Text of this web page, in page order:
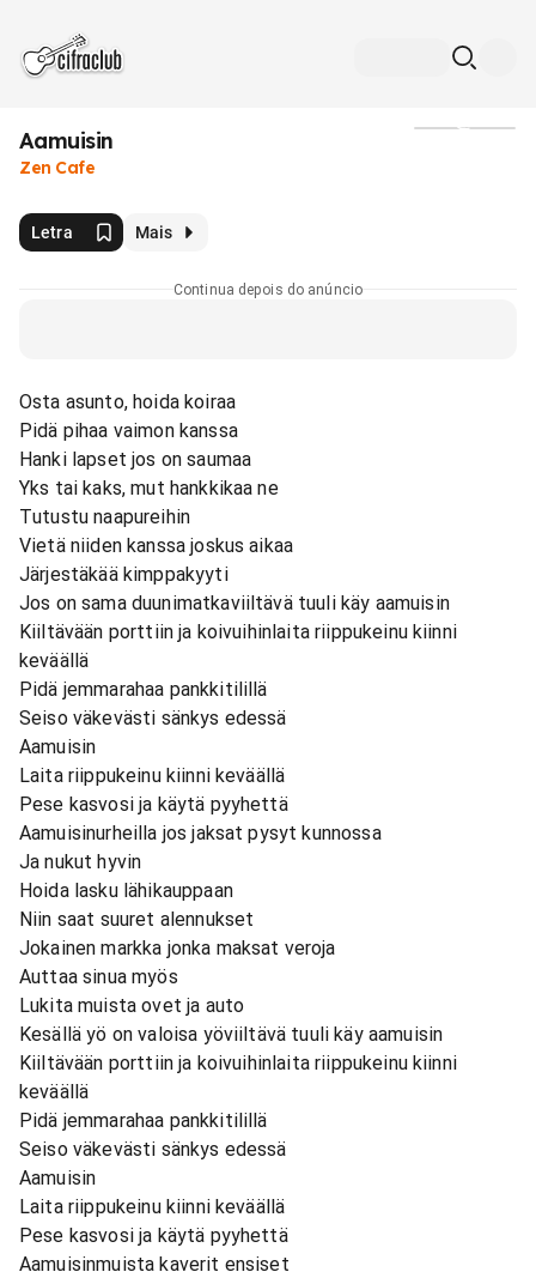
Aamuisin
Zen Cafe
Letra Mais
Continua depois do anúncio
Osta asunto, hoida koiraa
Pidä pihaa vaimon kanssa
Hanki lapset jos on saumaa
Yks tai kaks, mut hankkikaa ne
Tutustu naapureihin
Vietä niiden kanssa joskus aikaa
Järjestäkää kimppakyyti
Jos on sama duunimatkaviiltävä tuuli käy aamuisin
Kiiltävään porttiin ja koivuihinlaita riippukeinu kiinni
keväällä
Pidä jemmarahaa pankkitilillä
Seiso väkevästi sänkys edessä
Aamuisin
Laita riippukeinu kiinni keväällä
Pese kasvosi ja käytä pyyhettä
Aamuisinurheilla jos jaksat pysyt kunnossa
Ja nukut hyvin
Hoida lasku lähikauppaan
Niin saat suuret alennukset
Jokainen markka jonka maksat veroja
Auttaa sinua myös
Lukita muista ovet ja auto
Kesällä yö on valoisa yöviiltävä tuuli käy aamuisin
Kiiltävään porttiin ja koivuihinlaita riippukeinu kiinni
keväällä
Pidä jemmarahaa pankkitilillä
Seiso väkevästi sänkys edessä
Aamuisin
Laita riippukeinu kiinni keväällä
Pese kasvosi ja käytä pyyhettä
Aamuisinmuista kaverit ensiset